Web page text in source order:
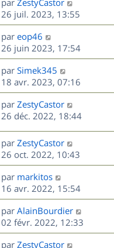
e
s
a
g
e
e
s
s
a
g
e
e
r
m
e
s
s
a
g
e
e
r
n
i
e
r
m
e
s
s
a
g
e
par ZestyCastor
26 juil. 2023, 13:55
D
e
r
n
i
e
r
m
e
s
s
a
g
e
par eop46
26 juin 2023, 17:54
D
e
r
n
i
e
r
m
e
s
s
a
g
e
par Simek345
18 avr. 2023, 07:16
D
e
n
i
e
r
m
e
s
s
a
g
par ZestyCastor
26 déc. 2022, 18:44
D
e
r
n
i
e
r
m
e
par ZestyCastor
26 oct. 2022, 10:43
D
e
r
n
i
e
par markitos
16 avr. 2022, 15:54
D
e
r
n
par AlainBourdier
02 févr. 2022, 12:33
D
par ZestyCastor